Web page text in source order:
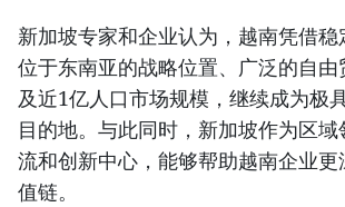
新加坡专家和企业认为，越南凭借稳
位于东南亚的战略位置、广泛的自
及近1亿人口市场规模，继续成为极
目的地。与此同时，新加坡作为区
流和创新中心，能够帮助越南企业
值链。